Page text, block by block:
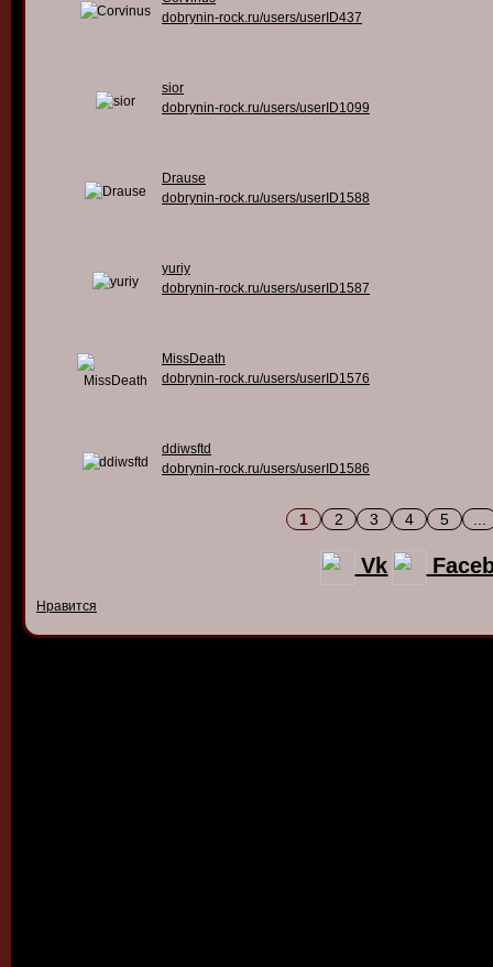
dobrynin-rock.ru/users/userID437
sior
dobrynin-rock.ru/users/userID1099
Drause
dobrynin-rock.ru/users/userID1588
yuriy
dobrynin-rock.ru/users/userID1587
MissDeath
dobrynin-rock.ru/users/userID1576
ddiwsftd
dobrynin-rock.ru/users/userID1586
1 2 3 4 5
Vk
Нравится